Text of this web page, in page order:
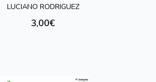
LUCIANO RODRIGUEZ
3,00€